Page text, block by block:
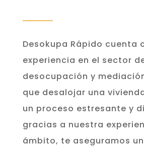
Desokupa Rápido cuenta
experiencia en el sector
desocupación y
que desalojar una
un proceso estresante y
gracias a nuestra
ámbito, te aseguramos